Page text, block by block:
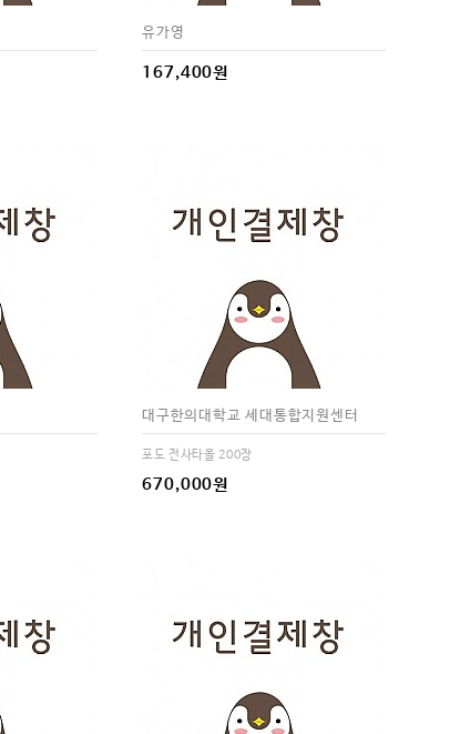
유가영
167,400원
대구한의대학교 세대통합지원센터
포도 전사타올 200장
670,000원